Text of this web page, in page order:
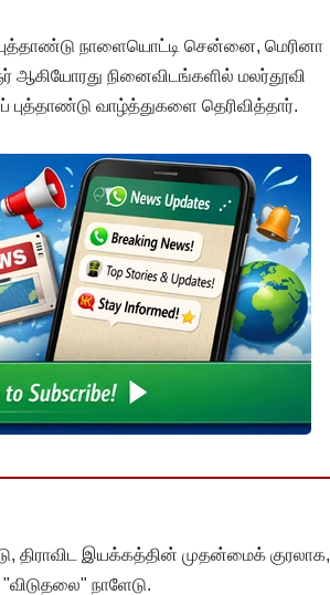
புத்தாண்டு நாளையொட்டி சென்னை, மெரினா
நினைவிடங்களில் மலர்தூவி
வாழ்த்துகளை தெரிவித்தார்.
இயக்கத்தின் முதன்மைக் குரலாக,
"விடுதலை" நாளேடு.